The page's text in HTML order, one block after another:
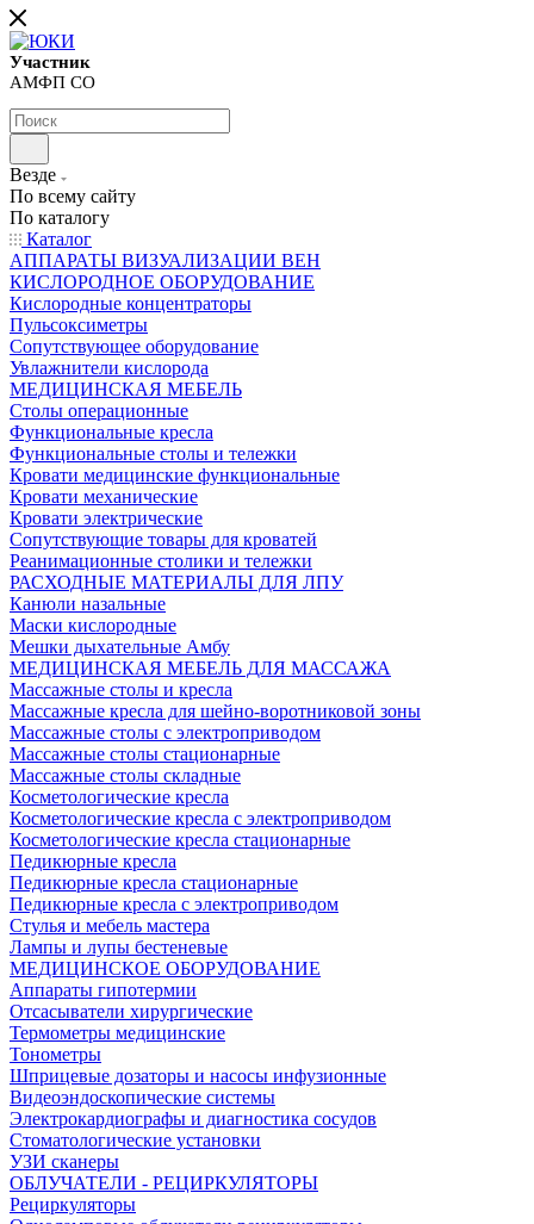
Участник
АМФП СО
Везде
По всему сайту
По каталогу
Каталог
АППАРАТЫ ВИЗУАЛИЗАЦИИ ВЕН
КИСЛОРОДНОЕ ОБОРУДОВАНИЕ
Кислородные концентраторы
Пульсоксиметры
Сопутствующее оборудование
Увлажнители кислорода
МЕДИЦИНСКАЯ МЕБЕЛЬ
Столы операционные
Функциональные кресла
Функциональные столы и тележки
Кровати медицинские функциональные
Кровати механические
Кровати электрические
Сопутствующие товары для кроватей
Реанимационные столики и тележки
РАСХОДНЫЕ МАТЕРИАЛЫ ДЛЯ ЛПУ
Канюли назальные
Маски кислородные
Мешки дыхательные Амбу
МЕДИЦИНСКАЯ МЕБЕЛЬ ДЛЯ МАССАЖА
Массажные столы и кресла
Массажные кресла для шейно-воротниковой зоны
Массажные столы с электроприводом
Массажные столы стационарные
Массажные столы складные
Косметологические кресла
Косметологические кресла с электроприводом
Косметологические кресла стационарные
Педикюрные кресла
Педикюрные кресла стационарные
Педикюрные кресла с электроприводом
Стулья и мебель мастера
Лампы и лупы бестеневые
МЕДИЦИНСКОЕ ОБОРУДОВАНИЕ
Аппараты гипотермии
Отсасыватели хирургические
Термометры медицинские
Тонометры
Шприцевые дозаторы и насосы инфузионные
Видеоэндоскопические системы
Электрокардиографы и диагностика сосудов
Стоматологические установки
УЗИ сканеры
ОБЛУЧАТЕЛИ - РЕЦИРКУЛЯТОРЫ
Рециркуляторы